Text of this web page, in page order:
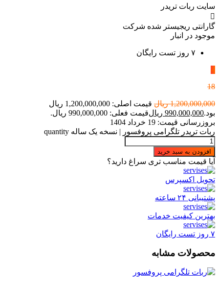
سایت ربات تریدر
گارانتی ریجیستر شده شرکت
موجود در انبار
۷ روز تست رایگان
٪
18
1,200,000,000 ریال
قیمت اصلی: 1,200,000,000 ریال
بود.990,000,000 ریالقیمت فعلی: 990,000,000 ریال.
بروزرسانی قیمت: 19 خرداد 1404
ربات تریدر تلگرامی پروفسور | نسخه یک ساله quantity
افزودن به سبد خرید
آیا قیمت مناسب تری سراغ دارید؟
تحویل اکسپرس
پشتیبانی ۲۴ ساعته
بهترین کیفیت خدمات
۷ روز تست رایگان
محصولات مشابه